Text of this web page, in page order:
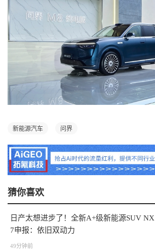
新能源汽车 问界
猜你喜欢
日产太想进步了！全新A+级新能源SUV NX
7申报：依旧双动力
49分钟前